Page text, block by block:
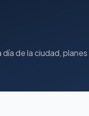
de la ciudad,